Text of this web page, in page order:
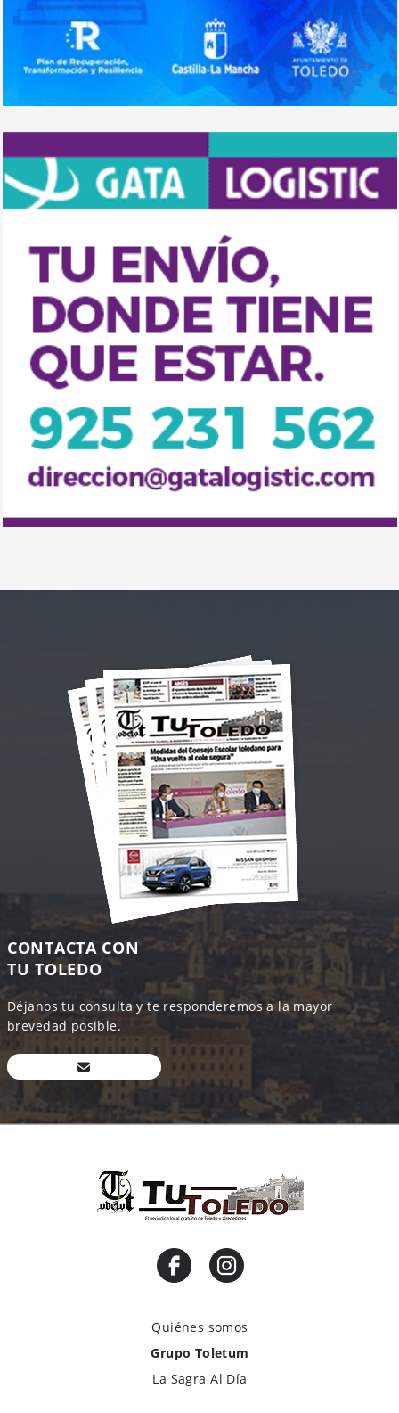
CONTACTA CON
TU TOLEDO
Déjanos tu consulta y te responderemos a la mayor
brevedad posible.
Quiénes somos
Grupo Toletum
La Sagra Al Día